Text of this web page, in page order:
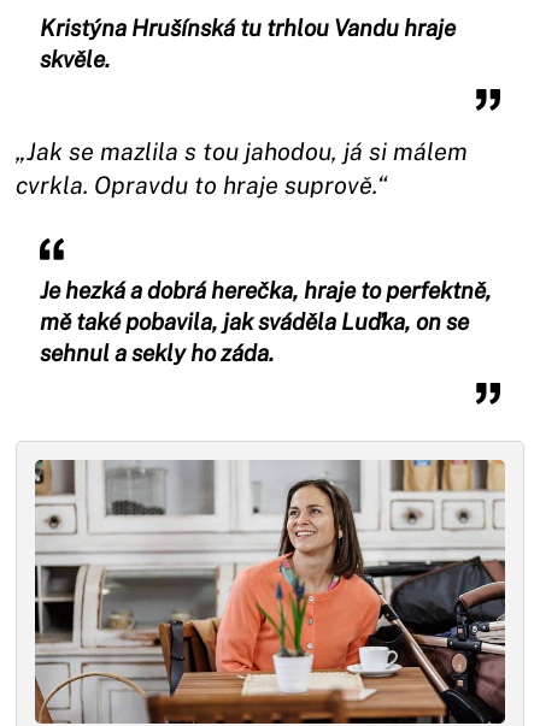
Kristýna Hrušínská tu trhlou Vandu hraje
skvěle.
„Jak se mazlila s tou jahodou, já si málem
cvrkla. Opravdu to hraje suprově.“
Je hezká a dobrá herečka, hraje to perfektně,
mě také pobavila, jak sváděla Luďka, on se
sehnul a sekly ho záda.